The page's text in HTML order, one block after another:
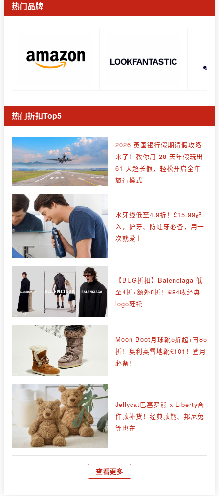
热门品牌
热门折扣Top5
2026 英国银行假期请假攻略
来了！教你用 28 天年假玩出
61 天超长假，轻松开启全年
旅行模式
水牙线低至4.9折！£15.99起
入，护牙、防蛀牙必备，用一
次就爱上
【BUG折扣】Balenciaga 低
至4折+额外5折！£84收经典
logo鞋托
Moon Boot月球靴5折起+再85
折！奥利奥雪地靴£101！登月
必备！
Jellycat巴塞罗熊 x Liberty合
作款补货！经典款熊、邦尼兔
等也在
查看更多